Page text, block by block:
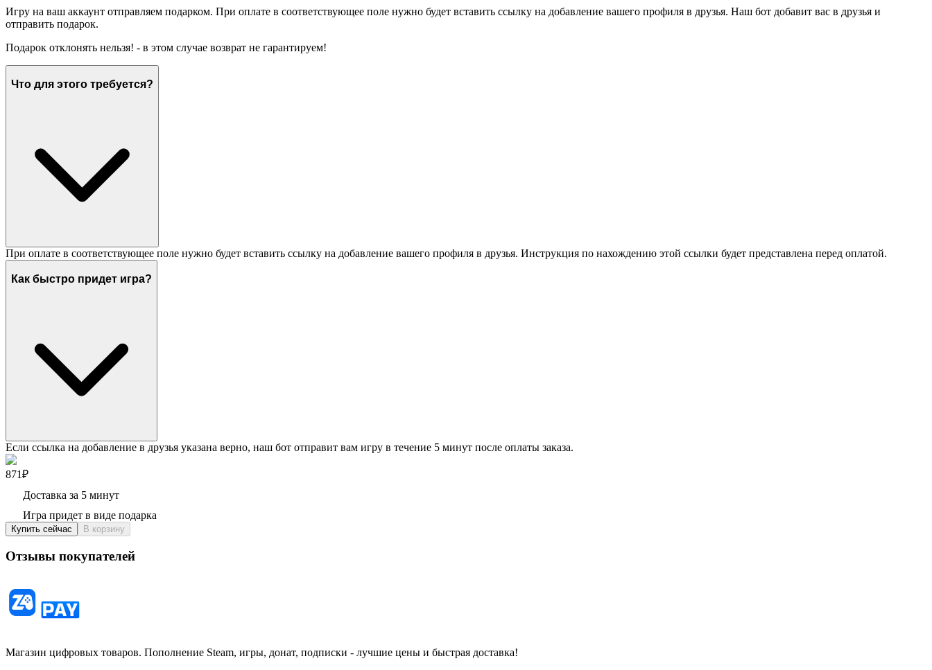
Игру на ваш аккаунт отправляем подарком. При оплате в соответствующее поле нужно будет вставить ссылку на добавление вашего профиля в друзья. Наш бот добавит вас в друзья и
отправить подарок.
Подарок отклонять нельзя! - в этом случае возврат не гарантируем!
Что для этого требуется?
При оплате в соответствующее поле нужно будет вставить ссылку на добавление вашего профиля в друзья. Инструкция по нахождению этой ссылки будет представлена перед оплатой.
Как быстро придет игра?
Если ссылка на добавление в друзья указана верно, наш бот отправит вам игру в течение 5 минут после оплаты заказа.
871₽
Доставка за 5 минут
Игра придет в виде подарка
Купить сейчас В корзину
Отзывы покупателей
Магазин цифровых товаров. Пополнение Steam, игры, донат, подписки - лучшие цены и быстрая доставка!